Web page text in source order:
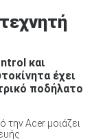
και
έχει
ποδήλατο
Acer μοιάζει